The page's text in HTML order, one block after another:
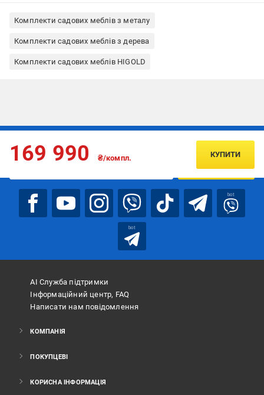
Комплекти садових меблів з металу
Комплекти садових меблів з дерева
Комплекти садових меблів HIGOLD
169 990 ₴/компл. КУПИТИ
Підписуйтесь, щоб дізнаватись першим про акції та пропозиції
ПІДПИСАТИСЯ
bot
bot
АІ Служба підтримки
Інформаційний центр, FAQ
Написати нам повідомлення
КОМПАНІЯ
ПОКУПЦЕВІ
КОРИСНА ІНФОРМАЦІЯ